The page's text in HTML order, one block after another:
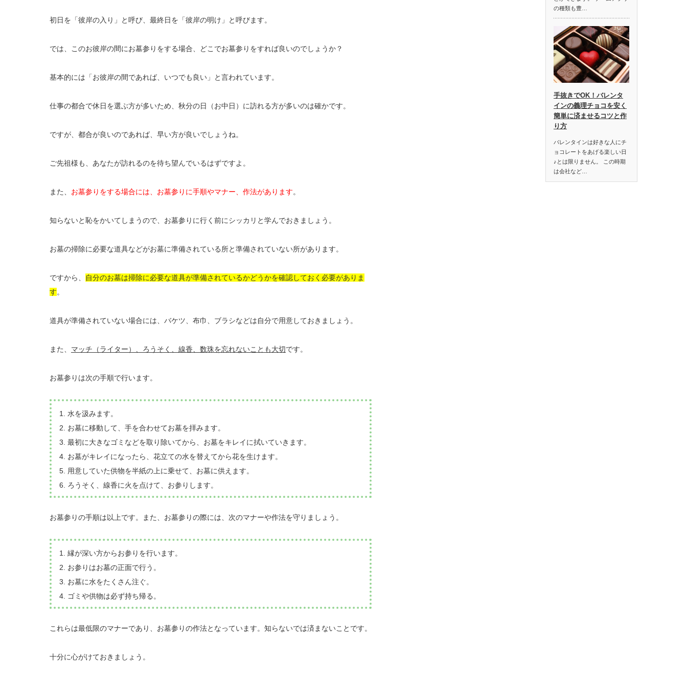
初日を「彼岸の入り」と呼び、最終日を「彼岸の明け」と呼びます。
では、このお彼岸の間にお墓参りをする場合、どこでお墓参りをすれば良いのでしょうか？
基本的には「お彼岸の間であれば、いつでも良い」と言われています。
仕事の都合で休日を選ぶ方が多いため、秋分の日（お中日）に訪れる方が多いのは確かです。
ですが、都合が良いのであれば、早い方が良いでしょうね。
ご先祖様も、あなたが訪れるのを待ち望んでいるはずですよ。
また、 お墓参りをする場合には、お墓参りに手順やマナー、作法があります。
知らないと恥をかいてしまうので、お墓参りに行く前にシッカリと学んでおきましょう。
お墓の掃除に必要な道具などがお墓に準備されている所と準備されていない所があります。
ですから、
自分のお墓は掃除に必要な道具が準備されているかどうかを確認しておく必要がありま
す。
道具が準備されていない場合には、バケツ、布巾、ブラシなどは自分で用意しておきましょう。
また、 マッチ（ライター）、ろうそく、線香、数珠を忘れないことも大切です。
お墓参りは次の手順で行います。
1. 水を汲みます。
2. お墓に移動して、手を合わせてお墓を拝みます。
3. 最初に大きなゴミなどを取り除いてから、お墓をキレイに拭いていきます。
4. お墓がキレイになったら、花立ての水を替えてから花を生けます。
5. 用意していた供物を半紙の上に乗せて、お墓に供えます。
6. ろうそく、線香に火を点けて、お参りします。
お墓参りの手順は以上です。また、お墓参りの際には、次のマナーや作法を守りましょう。
1. 縁が深い方からお参りを行います。
2. お参りはお墓の正面で行う。
3. お墓に水をたくさん注ぐ。
4. ゴミや供物は必ず持ち帰る。
これらは最低限のマナーであり、お墓参りの作法となっています。知らないでは済まないことです。
十分に心がけておきましょう。
の種類も豊…
手抜きでOK！バレンタ
インの義理チョコを安く
簡単に済ませるコツと作
り方
バレンタインは好きな人にチ
ョコレートをあげる楽しい日
♪とは限りません。 この時期
は会社など…